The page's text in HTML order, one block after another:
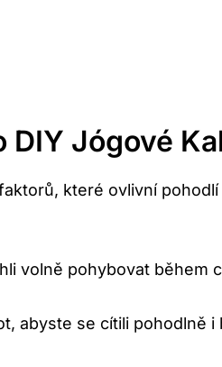
DIY Jógové
které ovlivní
volně pohybovat během
abyste se cítili pohodlně